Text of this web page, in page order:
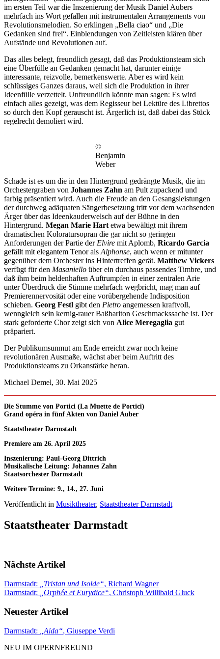
im ersten Teil war die Inszenierung der Musik Daniel Aubers
mehrfach ins Wort gefallen mit instrumentalen Arrangements von
Revolutionsmelodien. So erklingen „Bella ciao“ und „Die
Gedanken sind frei“. Einblendungen von Zeitleisten klären über
Aufstände und Revolutionen auf.
Das alles belegt, freundlich gesagt, daß das Produktionsteam sich
eine Überfülle an Gedanken gemacht hat, darunter einige
interessante, reizvolle, bemerkenswerte. Aber es wird kein
schlüssiges Ganzes daraus, weil sich die Produktion in ihrer
Ideenfülle verzettelt. Unfreundlich könnte man sagen: Es wird
einfach alles gezeigt, was dem Regisseur bei Lektüre des Librettos
so durch den Kopf gerauscht ist. Ärgerlich ist, daß dabei das Stück
regelrecht demoliert wird.
©
Benjamin
Weber
Schade ist es um die in den Hintergrund gedrängte Musik, die im
Orchestergraben von Johannes Zahn am Pult zupackend und
farbig präsentiert wird. Auch die Freude an den Gesangsleistungen
der durchweg adäquaten Sängerbesetzung tritt vor dem wachsenden
Ärger über das Ideenkauderwelsch auf der Bühne in den
Hintergrund. Megan Marie Hart etwa bewältigt mit ihrem
dramatischen Koloratursopran die gar nicht so geringen
Anforderungen der Partie der Elvire mit Aplomb, Ricardo Garcia
gefällt mit elegantem Tenor als Alphonse, auch wenn er mitunter
gegenüber dem Orchester ins Hintertreffen gerät. Matthew Vickers
verfügt für den Masaniello über ein durchaus passendes Timbre, und
daß ihm beim heldenhaften Auftrumpfen in einer zentralen Arie
unter Überdruck die Stimme mehrfach wegbricht, mag man auf
Premierennervosität oder eine vorübergehende Indisposition
schieben. Georg Festl gibt den Pietro angemessen kraftvoll,
wenngleich sein kernig-rauer Baßbariton Geschmackssache ist. Der
stark geforderte Chor zeigt sich von Alice Meregaglia gut
präpariert.
Der Publikumsunmut am Ende erreicht zwar noch keine
revolutionären Ausmaße, wächst aber beim Auftritt des
Produktionsteams zu Orkanstärke heran.
Michael Demel, 30. Mai 2025
Die Stumme von Portici (La Muette de Portici)
Grand opéra in fünf Akten von Daniel Auber
Staatstheater Darmstadt
Premiere am 26. April 2025
Inszenierung: Paul-Georg Dittrich
Musikalische Leitung: Johannes Zahn
Staatsorchester Darmstadt
Weitere Termine: 9., 14., 27. Juni
Veröffentlicht in Musiktheater, Staatstheater Darmstadt
Staatstheater Darmstadt
Nächste Artikel
Darmstadt: Tristan und Isolde“, Richard Wagner
Darmstadt:
„Orphée et Eurydice“, Christoph Willibald Gluck
Neuester Artikel
Darmstadt: „Aida“, Giuseppe Verdi
NEU IM OPERNFREUND